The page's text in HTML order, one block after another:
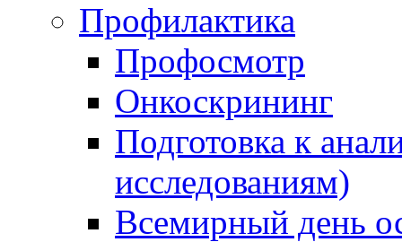
Профилактика
Профосмотр
Онкоскрининг
Подготовка к
исследованиям)
Всемирный день